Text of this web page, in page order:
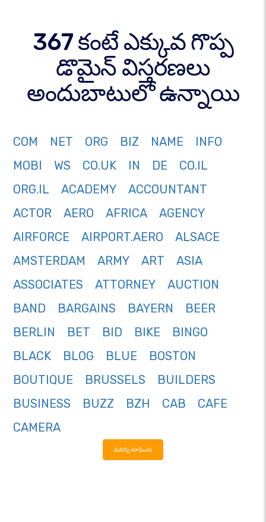
367 కంటే ఎక్కువ గొప్ప
డొమైన్ విస్తరణలు
అందుబాటులో ఉన్నాయి
COM NET ORG BIZ NAME
INFO
MOBI
WS CO.UK IN DE
CO.IL
ORG.IL
ACADEMY
ACCOUNTANT
ACTOR
AERO AFRICA
AGENCY
AIRFORCE
AIRPORT.AERO
ALSACE
AMSTERDAM
ARMY ART
ASIA
ASSOCIATES
ATTORNEY
AUCTION
BAND
BARGAINS BAYERN
BEER
BERLIN
BET BID BIKE
BINGO
BLACK
BLOG BLUE
BOSTON
BOUTIQUE
BRUSSELS
BUILDERS
BUSINESS
BUZZ BZH CAB
CAFE
CAMERA
మరిన్ని చూపించు